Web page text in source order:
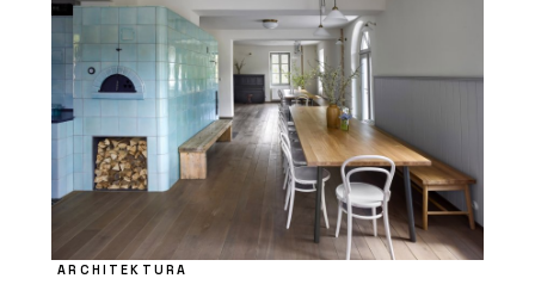
ARCHITEKTURA